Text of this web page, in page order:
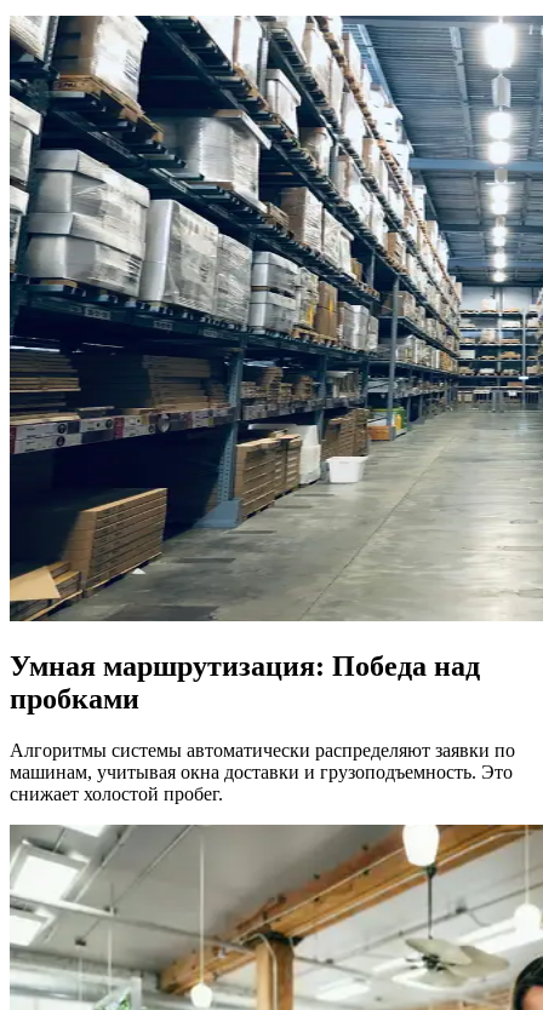
Умная маршрутизация: Победа над
пробками
Алгоритмы системы автоматически распределяют заявки по
машинам, учитывая окна доставки и грузоподъемность. Это
снижает холостой пробег.